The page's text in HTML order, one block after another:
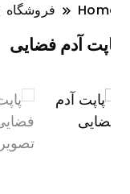
فروشگاه
آدم فضایی